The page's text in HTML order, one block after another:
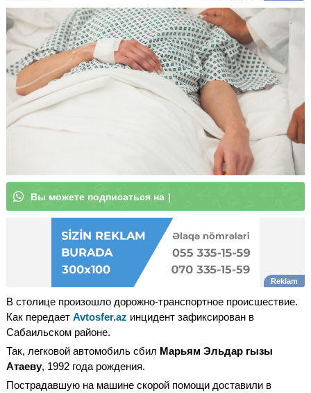
Вы може|
В столице произошло дорожно-транспортное происшествие.
Как передает Avtosfer.az инцидент зафиксирован в
Сабаильском районе.
Так, легковой автомобиль сбил Марьям Эльдар гызы
Атаеву, 1992 года рождения.
Пострадавшую на машине скорой помощи доставили в